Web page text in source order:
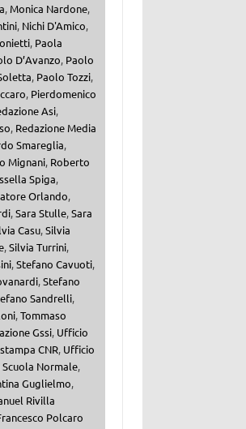
, Monica Nardone,
, Nichi D'Amico,
, Paola
D’Avanzo, Paolo
, Paolo Tozzi,
, Pierdomenico
Asi,
, Redazione Media
Smareglia,
Mignani, Roberto
Spiga,
Orlando,
,Sara Stulle,Sara
Casu,Silvia
,Silvia Turrini,
,Stefano Cavuoti,
,Stefano
Sandrelli,
,Tommaso
Gssi, Ufficio
CNR, Ufficio
Normale,
Guglielmo,
Rivilla
Polcaro